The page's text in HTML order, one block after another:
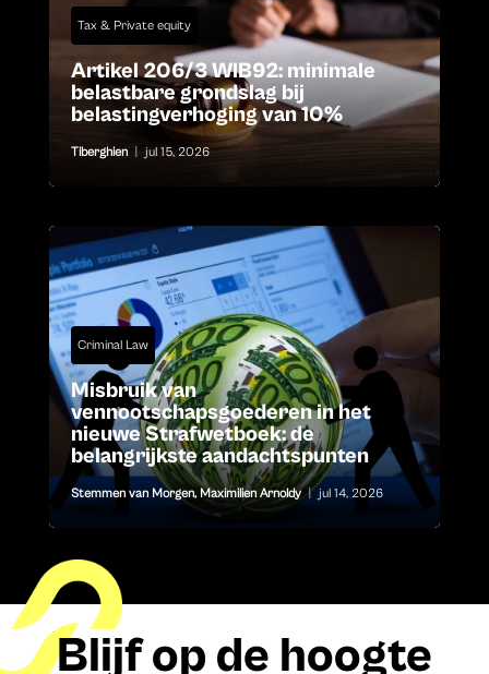
Tax & Private equity
Artikel 206/3 WIB92: minimale
belastbare grondslag bij
belastingverhoging van 10%
Tiberghien jul 15, 2026
Criminal Law
Misbruik van
vennootschapsgoederen in het
nieuwe Strafwetboek: de
belangrijkste aandachtspunten
Stemmen van Morgen, Maximilien Arnoldy | jul 14, 2026
Blijf op de hoogte